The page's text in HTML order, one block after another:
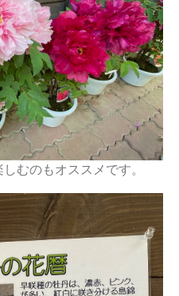
むのもオススメです。